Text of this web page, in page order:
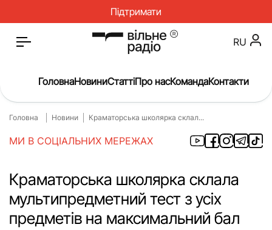
Підтримати
Головна
Новини
Окупація
Про нас
Війна
Гроші
Освіта
Інструкції
Медицина
RU
ГоловнаНовиниСтаттіПро насКомандаКонтакти
Головна Новини Краматорська школярка склал...
МИ В СОЦІАЛЬНИХ МЕРЕЖАХ
Краматорська школярка склала
мультипредметний тест з усіх
предметів на максимальний бал